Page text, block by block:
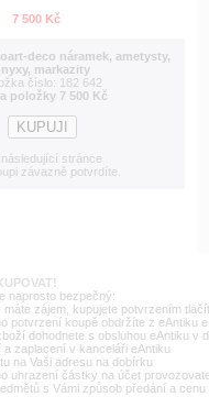
7 500 Kč
deco náramek, ametysty,
markazity
číslo: 182 642
položky 7 500 Kč
následující stránce
závazně potvrdíte.
naprosto bezpečný:
zájem, kupujete potvrzením
potvrzení koupě obdržíte z eAntiku
dohodnete s obsluhou eAntiku v
zaplacení v kanceláři eAntiku
na Vaši adresu na dobírku
uhrazení částky na účet
s Vámi způsob předání a cenu